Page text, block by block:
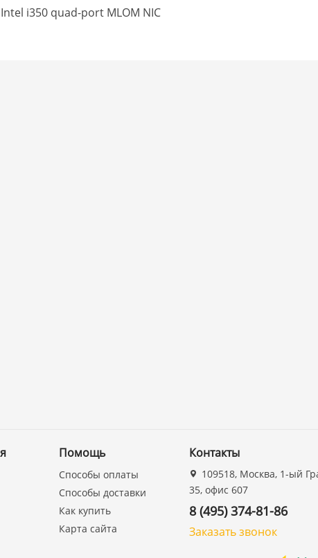
Intel i350 quad-port MLOM NIC
Помощь
Способы оплаты
Способы доставки
Как купить
Карта сайта
Контакты
109518, Москва, 1-ый
35, офис 607
8 (495) 374-81-86
Заказать звонок